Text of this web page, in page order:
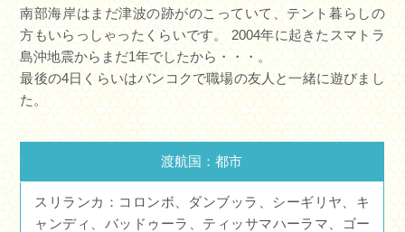
南部海岸はまだ津波の跡がのこっていて、テント暮らしの
方もいらっしゃったくらいです。 2004年に起きたスマトラ
島沖地震からまだ1年でしたから・・・。
最後の4日くらいはバンコクで職場の友人と一緒に遊びまし
た。
渡航国：都市
スリランカ：コロンボ、ダンブッラ、シーギリヤ、キ
ャンディ、バッドゥーラ、ティッサマハーラマ、ゴー